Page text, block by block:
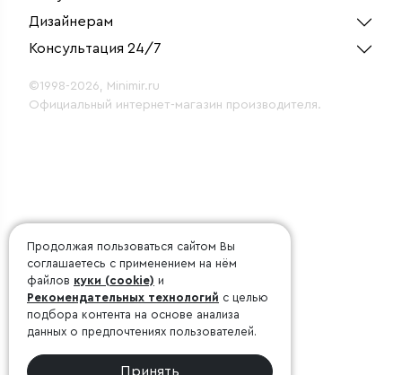
Дизайнерам
Консультация 24/7
©1998-2026, Minimir.ru
Официальный интернет-магазин производителя.
Продолжая пользоваться сайтом Вы
соглашаетесь с применением на нём
файлов куки (cookie) и
Рекомендательных технологий с целью
подбора контента на основе анализа
данных о предпочтениях пользователей.
Принять